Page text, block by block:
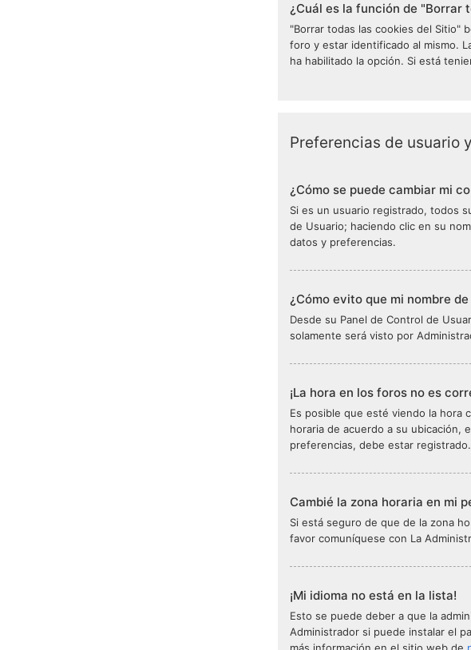
¿Cuál es la función de "Borrar
"Borrar todas las cookies del Sitio"
foro y estar identificado al mismo.
ha habilitado la opción. Si está
Preferencias de usuario
¿Cómo se puede cambiar mi
Si es un usuario registrado, todos
de Usuario; haciendo clic en su
datos y preferencias.
¿Cómo evito que mi nombre
Desde su Panel de Control de
solamente será visto por
¡La hora en los foros no es
Es posible que esté viendo la hora
horaria de acuerdo a su ubicación,
preferencias, debe estar
Cambié la zona horaria en mi
Si está seguro de que de la zona
favor comuníquese con La
¡Mi idioma no está en la lista!
Esto se puede deber a que la
Administrador si puede instalar el